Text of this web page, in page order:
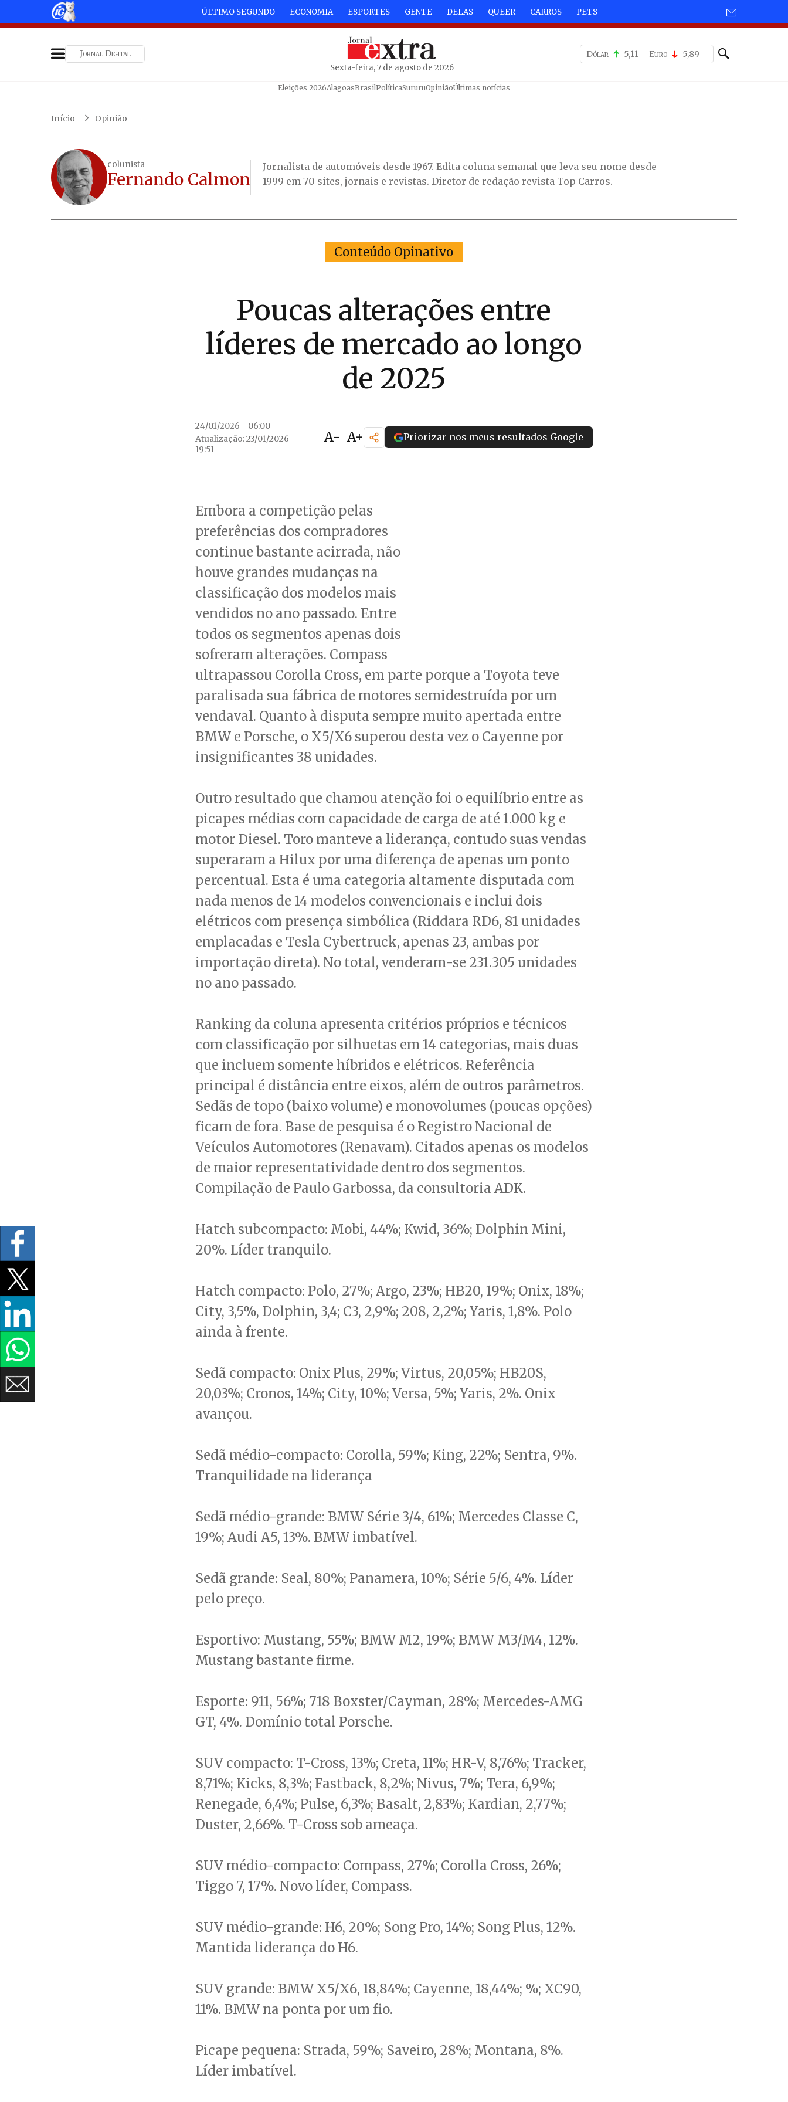
ÚLTIMO SEGUNDO ECONOMIA ESPORTES GENTE DELAS QUEER CARROS PETS
Jornal Digital
Sexta-feira, 7 de agosto de 2026
Dólar 5,11 Euro 5,89
Eleições 2026AlagoasBrasilPolíticaSururuOpiniãoÚltimas notícias
Início Opinião
colunista
Fernando Calmon
Jornalista de automóveis desde 1967. Edita coluna semanal que leva seu nome desde
1999 em 70 sites, jornais e revistas. Diretor de redação revista Top Carros.
Conteúdo Opinativo
Poucas alterações entre
líderes de mercado ao longo
de 2025
24/01/2026 - 06:00
Atualização: 23/01/2026 -
19:51
A- A+ Priorizar nos meus resultados Google
Embora a competição pelas
preferências dos compradores
continue bastante acirrada, não
houve grandes mudanças na
classificação dos modelos mais
vendidos no ano passado. Entre
todos os segmentos apenas dois
sofreram alterações. Compass
ultrapassou Corolla Cross, em parte porque a Toyota teve
paralisada sua fábrica de motores semidestruída por um
vendaval. Quanto à disputa sempre muito apertada entre
BMW e Porsche, o X5/X6 superou desta vez o Cayenne por
insignificantes 38 unidades.
Outro resultado que chamou atenção foi o equilíbrio entre as
picapes médias com capacidade de carga de até 1.000 kg e
motor Diesel. Toro manteve a liderança, contudo suas vendas
superaram a Hilux por uma diferença de apenas um ponto
percentual. Esta é uma categoria altamente disputada com
nada menos de 14 modelos convencionais e inclui dois
elétricos com presença simbólica (Riddara RD6, 81 unidades
emplacadas e Tesla Cybertruck, apenas 23, ambas por
importação direta). No total, venderam-se 231.305 unidades
no ano passado.
Ranking da coluna apresenta critérios próprios e técnicos
com classificação por silhuetas em 14 categorias, mais duas
que incluem somente híbridos e elétricos. Referência
principal é distância entre eixos, além de outros parâmetros.
Sedãs de topo (baixo volume) e monovolumes (poucas opções)
ficam de fora. Base de pesquisa é o Registro Nacional de
Veículos Automotores (Renavam). Citados apenas os modelos
de maior representatividade dentro dos segmentos.
Compilação de Paulo Garbossa, da consultoria ADK.
Hatch subcompacto: Mobi, 44%; Kwid, 36%; Dolphin Mini,
20%. Líder tranquilo.
Hatch compacto: Polo, 27%; Argo, 23%; HB20, 19%; Onix, 18%;
City, 3,5%, Dolphin, 3,4; C3, 2,9%; 208, 2,2%; Yaris, 1,8%. Polo
ainda à frente.
Sedã compacto: Onix Plus, 29%; Virtus, 20,05%; HB20S,
20,03%; Cronos, 14%; City, 10%; Versa, 5%; Yaris, 2%. Onix
avançou.
Sedã médio-compacto: Corolla, 59%; King, 22%; Sentra, 9%.
Tranquilidade na liderança
Sedã médio-grande: BMW Série 3/4, 61%; Mercedes Classe C,
19%; Audi A5, 13%. BMW imbatível.
Sedã grande: Seal, 80%; Panamera, 10%; Série 5/6, 4%. Líder
pelo preço.
Esportivo: Mustang, 55%; BMW M2, 19%; BMW M3/M4, 12%.
Mustang bastante firme.
Esporte: 911, 56%; 718 Boxster/Cayman, 28%; Mercedes-AMG
GT, 4%. Domínio total Porsche.
SUV compacto: T-Cross, 13%; Creta, 11%; HR-V, 8,76%; Tracker,
8,71%; Kicks, 8,3%; Fastback, 8,2%; Nivus, 7%; Tera, 6,9%;
Renegade, 6,4%; Pulse, 6,3%; Basalt, 2,83%; Kardian, 2,77%;
Duster, 2,66%. T-Cross sob ameaça.
SUV médio-compacto: Compass, 27%; Corolla Cross, 26%;
Tiggo 7, 17%. Novo líder, Compass.
SUV médio-grande: H6, 20%; Song Pro, 14%; Song Plus, 12%.
Mantida liderança do H6.
SUV grande: BMW X5/X6, 18,84%; Cayenne, 18,44%; %; XC90,
11%. BMW na ponta por um fio.
Picape pequena: Strada, 59%; Saveiro, 28%; Montana, 8%.
Líder imbatível.